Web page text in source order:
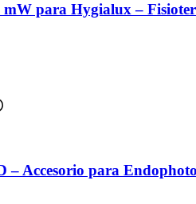
para Hygialux –
Accesorio para